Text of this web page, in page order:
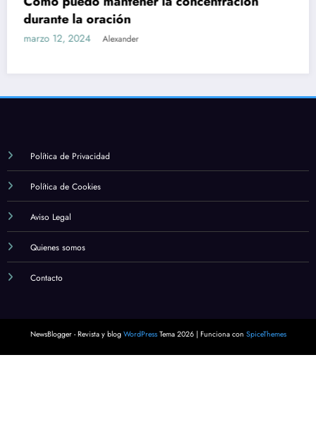
estudio en la fe católica
marzo 12, 2024 Alexander
Política de Cookies